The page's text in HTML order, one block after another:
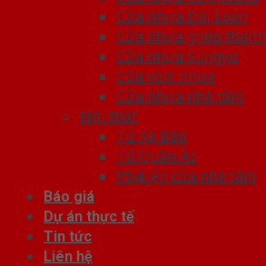
Cửa nhựa Đài Loan
Cửa nhựa ghép thanh
Cửa nhựa Sungyu
Cửa vòm nhựa
Cửa nhựa nhà tắm
Nội thất
Tủ Kệ Bếp
Tủ Quần Áo
Phụ kiện cửa nhà tắm
Báo giá
Dự án thực tế
Tin tức
Liên hệ